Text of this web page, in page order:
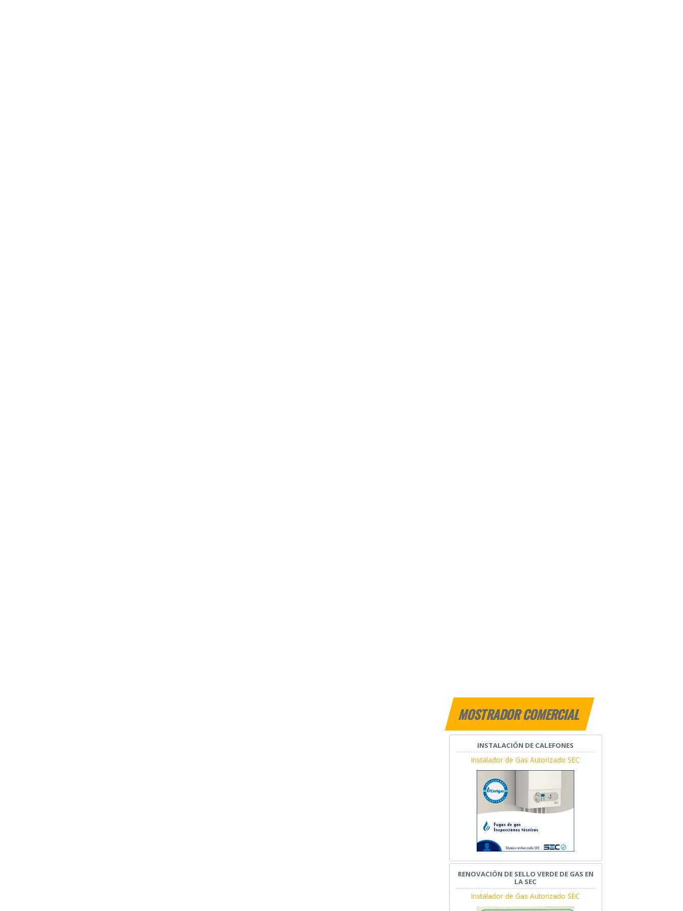
MOSTRADOR COMERCIAL
INSTALACIÓN DE CALEFONES
Instalador de Gas Autorizado SEC
RENOVACIÓN DE SELLO VERDE DE GAS EN
LA SEC
Instalador de Gas Autorizado SEC